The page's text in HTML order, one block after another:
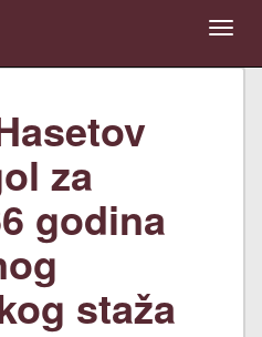
za
godina
staža